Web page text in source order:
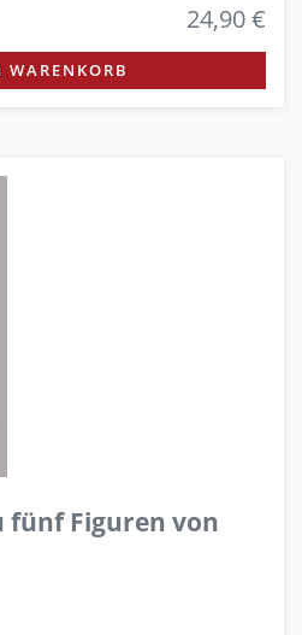
24,90 €
fünf Figuren von